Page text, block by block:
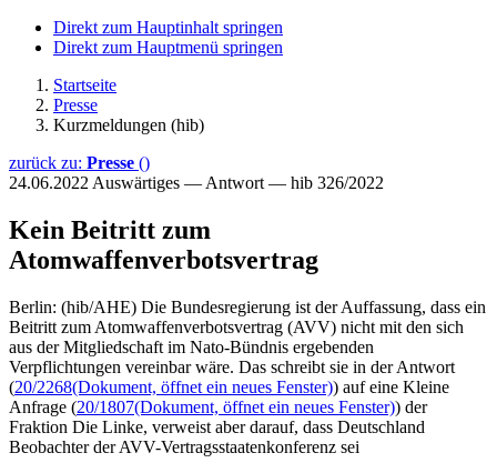
Direkt zum Hauptinhalt springen
Direkt zum Hauptmenü springen
Startseite
Presse
Kurzmeldungen (hib)
zurück zu: Presse ()
24.06.2022 Auswärtiges — Antwort — hib 326/2022
Kein Beitritt zum
Atomwaffenverbotsvertrag
Berlin: (hib/AHE) Die Bundesregierung ist der Auffassung, dass ein
Beitritt zum Atomwaffenverbotsvertrag (AVV) nicht mit den sich
aus der Mitgliedschaft im Nato-Bündnis ergebenden
Verpflichtungen vereinbar wäre. Das schreibt sie in der Antwort
(20/2268(Dokument, öffnet ein neues Fenster)) auf eine Kleine
Anfrage (20/1807(Dokument, öffnet ein neues Fenster)) der
Fraktion Die Linke, verweist aber darauf, dass Deutschland
Beobachter der AVV-Vertragsstaatenkonferenz sei